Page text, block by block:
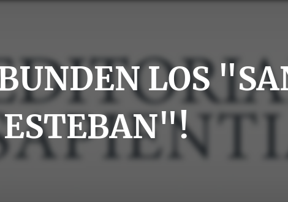
LOS
ESTEBAN"!